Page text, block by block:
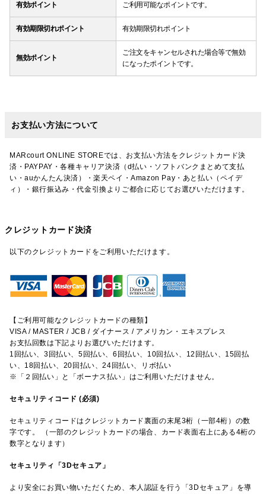
有効ポイント ご利用可能なポイントです。
有効期限切れポイント 有効期限切れポイント
無効ポイント
ご注文をキャンセルされた場合等で無効
になったポイントです。
お支払い方法について
MARcourt ONLINE STOREでは、お支払い方法をクレジットカード決
済・PAYPAY・各種キャリア決済（d払い・ソフトバンクまとめて支払
い・auかんたん決済）・楽天ペイ・Amazon Pay・あと払い（ペイデ
ィ）・銀行振込み・代金引換よりご都合に応じてお選びいただけます。
クレジットカード決済
以下のクレジットカードをご利用いただけます。
【ご利用可能なクレジットカードの種類】
VISA / MASTER / JCB / ダイナース / アメリカン・エキスプレス
お支払回数は下記よりお選びいただけます。
1回払い、3回払い、5回払い、6回払い、10回払い、12回払い、15回払
い、18回払い、20回払い、24回払い、リボ払い
※「２回払い」と「ボーナス払い」はご利用いただけません。
セキュリティコード (必須)
セキュリティコードはクレジットカード裏面の末尾3桁（一部4桁）の数
字です。 （一部のクレジットカードの場合、カード表面右上にある4桁の
数字となります）
セキュリティ「3Dセキュア」
より安全にお買い物いただくため、本人認証を行う「3Dセキュア」を導